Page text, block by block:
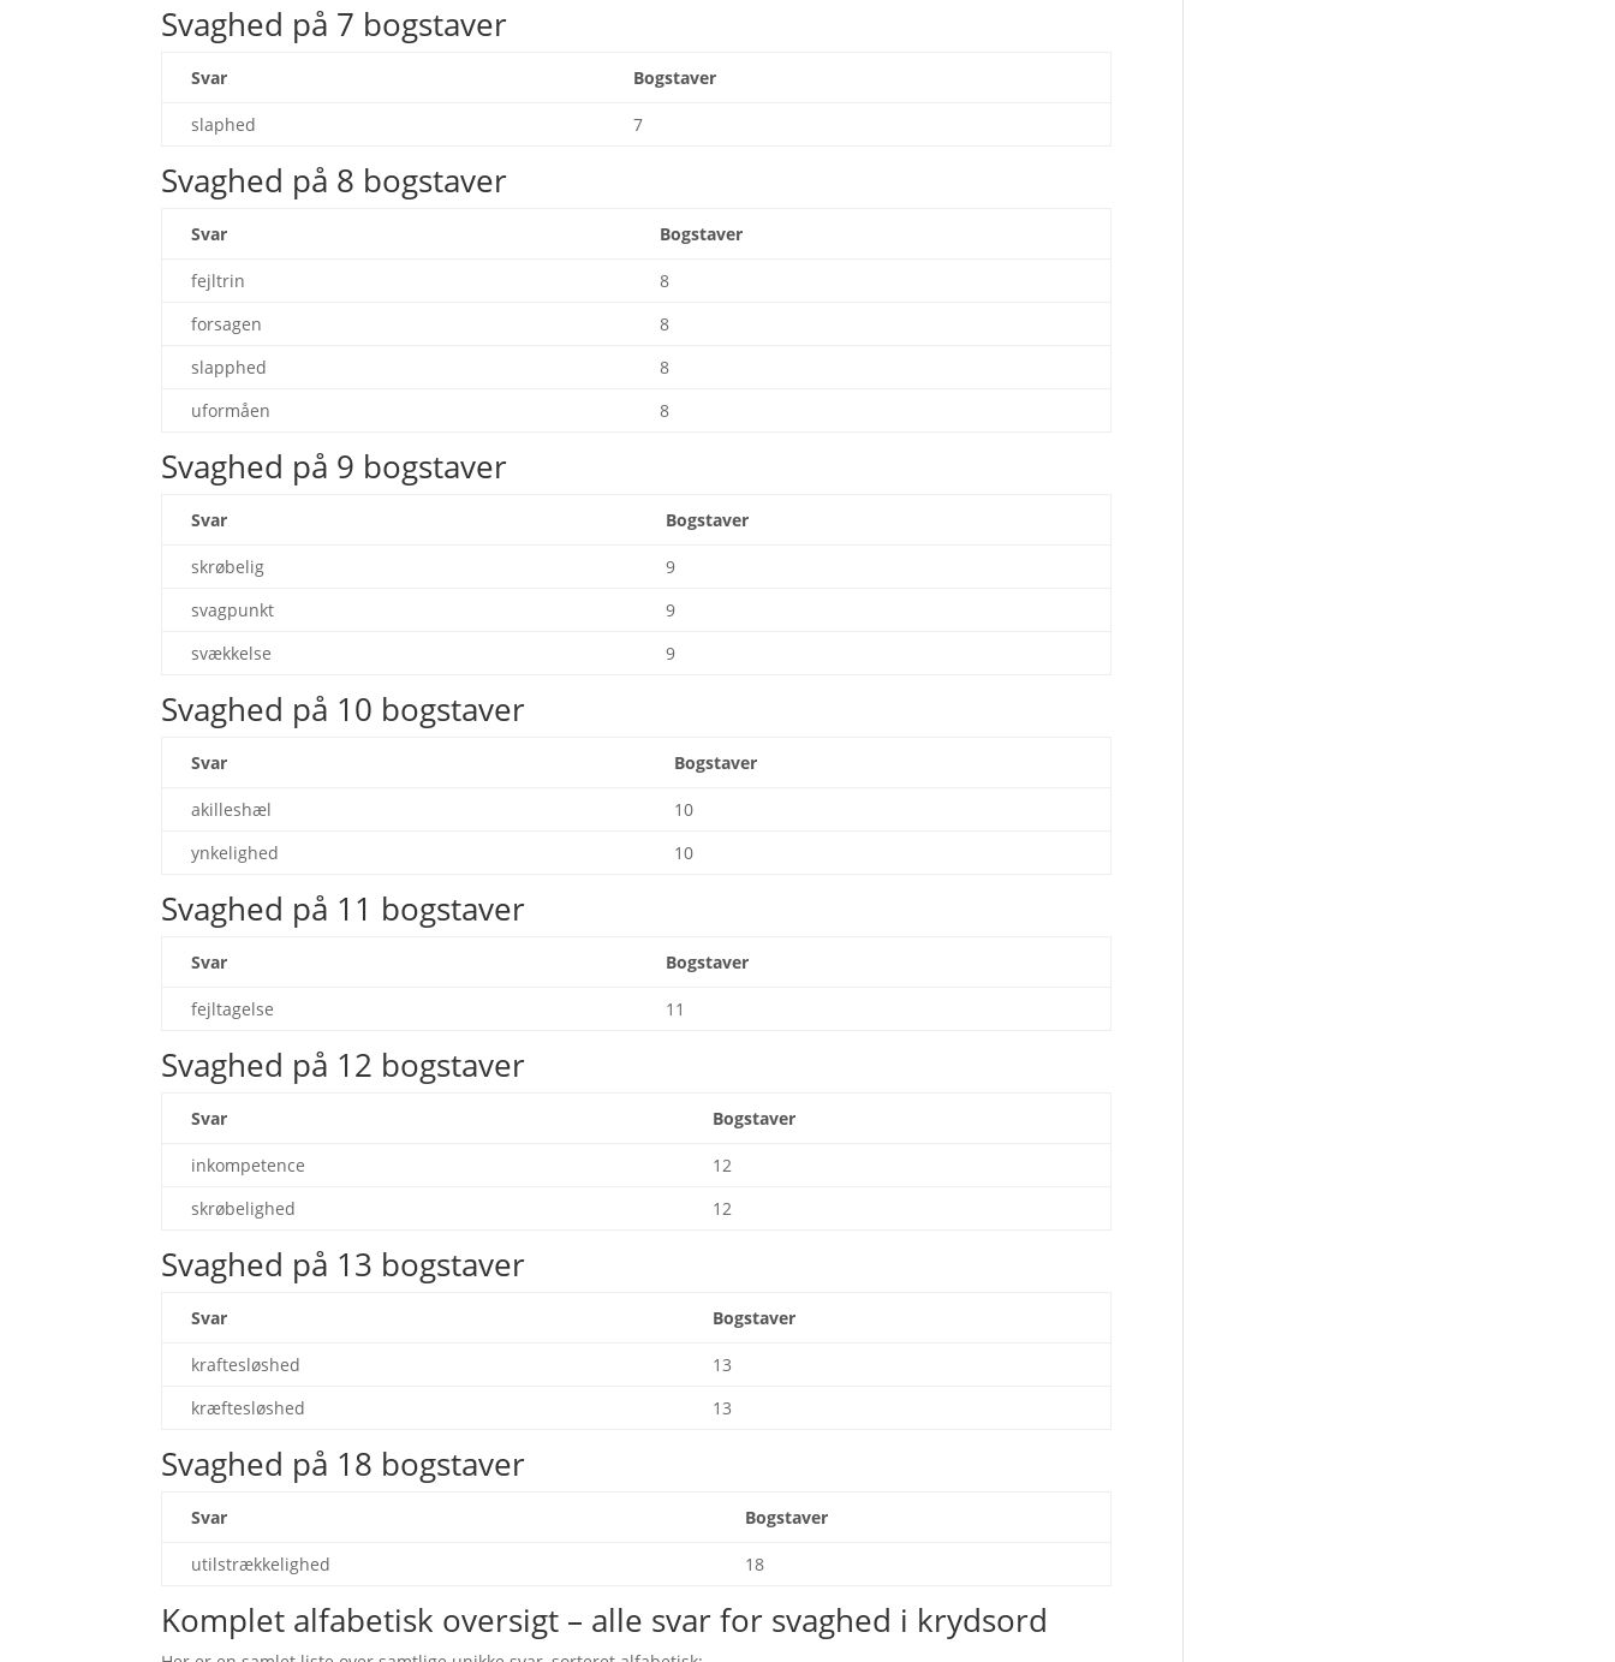
Svaghed på 7 bogstaver
Svar Bogstaver
slaphed 7
Svaghed på 8 bogstaver
Svar Bogstaver
fejltrin
8
forsagen
8
slapphed
8
uformåen
8
Svaghed på 9 bogstaver
Svar Bogstaver
skrøbelig
9
svagpunkt
9
svækkelse
9
Svaghed på 10 bogstaver
Svar Bogstaver
akilleshæl
10
ynkelighed
10
Svaghed på 11 bogstaver
Svar Bogstaver
fejltagelse 11
Svaghed på 12 bogstaver
Svar Bogstaver
inkompetence
12
skrøbelighed
12
Svaghed på 13 bogstaver
Svar Bogstaver
kraftesløshed
13
kræftesløshed
13
Svaghed på 18 bogstaver
Svar Bogstaver
utilstrækkelighed 18
Komplet alfabetisk oversigt – alle svar for svaghed i krydsord